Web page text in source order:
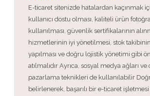
E-ticaret sitenizde hatalardan kaçınmak
kullanıcı dostu olması, kaliteli ürün
kullanılması, güvenlik sertifikalarının
hizmetlerinin iyi yönetilmesi, stok
yapılması ve doğru lojistik yönetimi gibi
atılmalıdır Ayrıca, sosyal medya ağları ve
pazarlama teknikleri de kullanılabilir
belirlenerek, başarılı bir e-ticaret işletmesi